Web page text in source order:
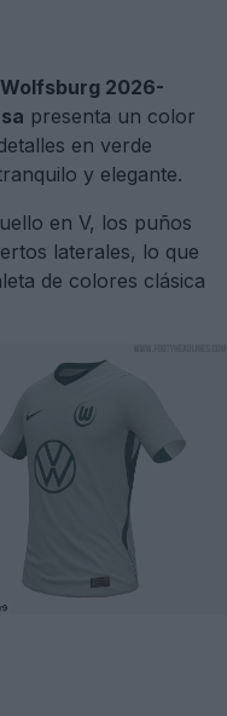
2026-
presenta un color
en verde
y elegante.
en V, los puños
laterales, lo que
de colores clásica